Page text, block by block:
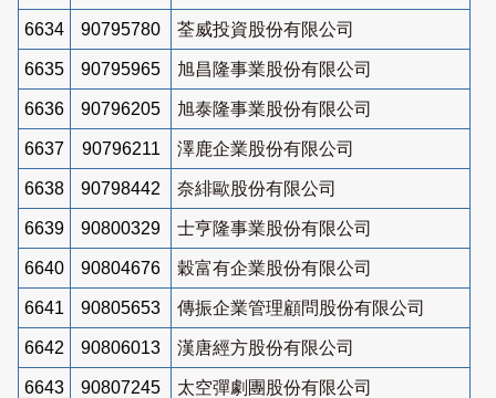
6634 90795780 荃威投資股份有限公司
6635 90795965 旭昌隆事業股份有限公司
6636 90796205 旭泰隆事業股份有限公司
6637 90796211 澤鹿企業股份有限公司
6638 90798442 奈緋歐股份有限公司
6639 90800329 士亨隆事業股份有限公司
6640 90804676 穀富有企業股份有限公司
6641 90805653 傳振企業管理顧問股份有限公司
6642 90806013 漢唐經方股份有限公司
6643 90807245 太空彈劇團股份有限公司